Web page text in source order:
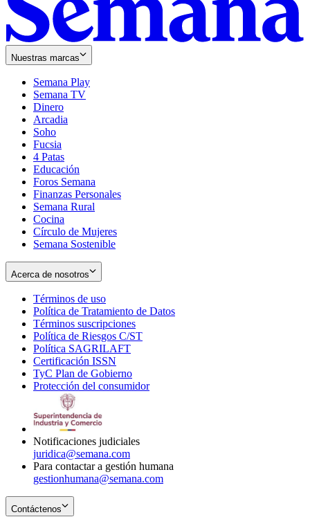
Nuestras marcas
Semana Play
Semana TV
Dinero
Arcadia
Soho
in
new
window
Fucsia
in
new
window
4 Patas
Educación
Foros Semana
Finanzas Personales
Semana Rural
Cocina
Círculo de Mujeres
Semana Sostenible
Acerca de nosotros
Términos de uso
in
new
window
Política de Tratamiento de Datos
Términos suscripciones
in
Política de Riesgos C/ST
Política SAGRILAFT
new
window
Certificación ISSN
in
new
TyC Plan de Gobierno
in
Protección del consumidorOpens
Notificaciones judiciales
juridica@semana.com
Para contactar a gestión humana
gestionhumana@semana.com
Contáctenos